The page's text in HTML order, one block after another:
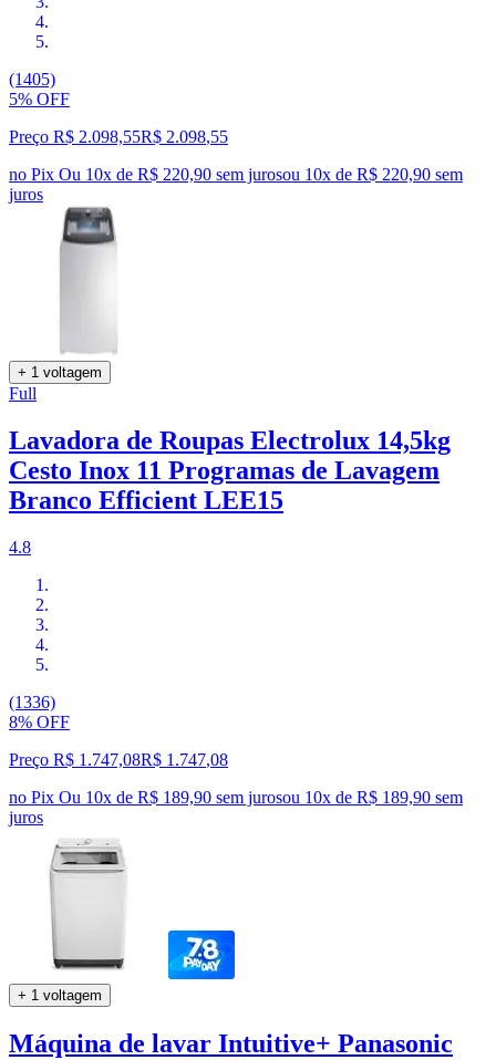
(1405)
5% OFF
Preço R$ 2.098,55R$ 2.098,55
no Pix Ou 10x de R$ 220,90 sem jurosou 10x de R$ 220,90 sem
juros
+ 1 voltagem
Full
Lavadora de Roupas Electrolux 14,5kg
Cesto Inox 11 Programas de Lavagem
Branco Efficient LEE15
4.8
(1336)
8% OFF
Preço R$ 1.747,08R$ 1.747,08
no Pix Ou 10x de R$ 189,90 sem jurosou 10x de R$ 189,90 sem
juros
+ 1 voltagem
Máquina de lavar Intuitive+ Panasonic